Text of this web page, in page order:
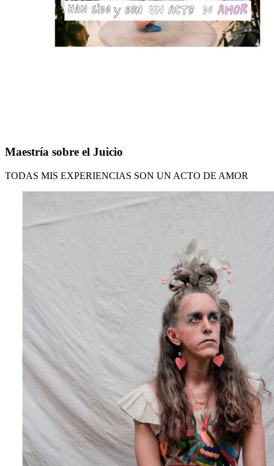
Maestría
el
Maestría sobre el Juicio
TODAS MIS EXPERIENCIAS SON UN ACTO DE AMOR